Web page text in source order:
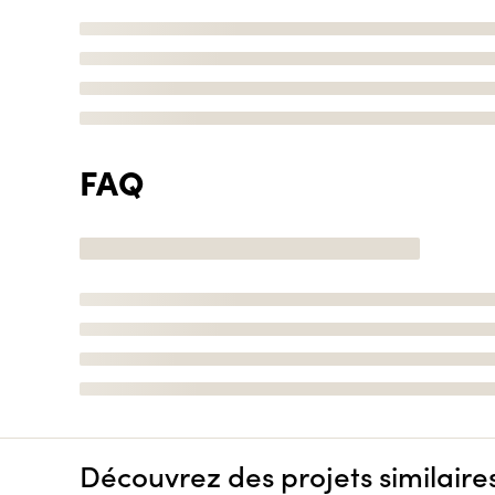
FAQ
Découvrez des projets